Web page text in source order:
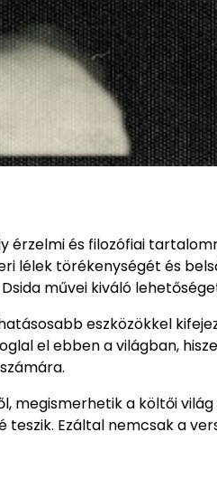
érzelmi és filozófiai
lélek törékenységét és
művei kiváló
eszközökkel
el ebben a világban,
megismerhetik a költői
Ezáltal nemcsak a